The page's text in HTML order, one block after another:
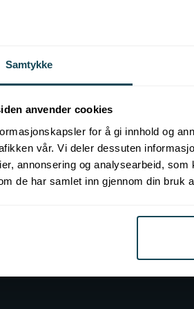
Samtykke
anvender cookies
for å gi innhold og
vår. Vi deler dessuten
annonsering og analysearbeid,
de har samlet inn gjennom din bruk
a comment.